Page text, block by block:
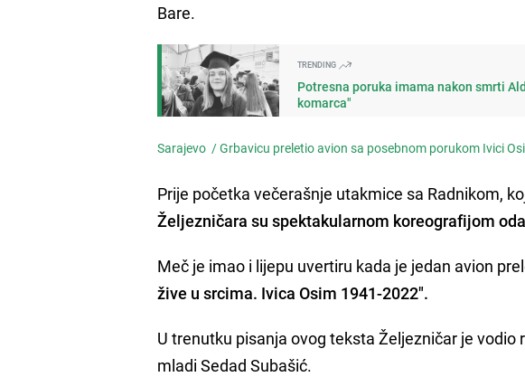
Bare.
TRENDING
Potresna poruka imama nakon smrti
komarca"
Sarajevo /Grbavicu preletio avion sa posebnom porukom Ivici
Prije početka večerašnje utakmice sa Radnikom,
Željezničara su spektakularnom koreografijom
Meč je imao i lijepu uvertiru kada je jedan avion
žive u srcima. Ivica Osim 1941-2022".
U trenutku pisanja ovog teksta Željezničar je
mladi Sedad Subašić.